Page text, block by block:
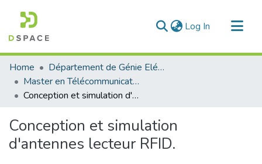
Log In (current)
Communities & Collections
All of DSpace
Statistics
Home
Département de Génie Eléctrique et Electronique
Master en Télécommunication
Conception et simulation d'antennes lecteur RFID.
Conception et simulation
d'antennes lecteur RFID.